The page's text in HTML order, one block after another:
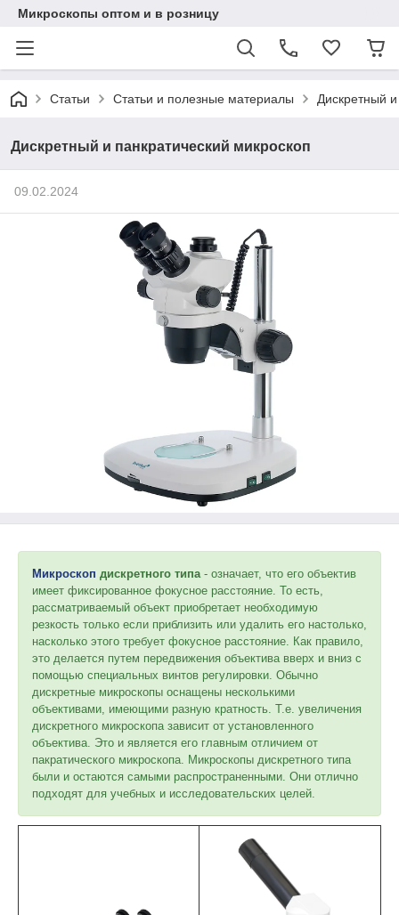
Микроскопы оптом и в розницу
Статьи Статьи и полезные материалы Дискретный
Дискретный и панкратический микроскоп
09.02.2024
Микроскоп дискретного типа- означает, что его объектив
имеет фиксированное фокусное расстояние. То есть,
рассматриваемый объект приобретает необходимую
резкость только если приблизить или удалить его настолько,
насколько этого требует фокусное расстояние. Как правило,
это делается путем передвижения объектива вверх и вниз с
помощью специальных винтов регулировки. Обычно
дискретные микроскопы оснащены несколькими
объективами, имеющими разную кратность. Т.е. увеличения
дискретного микроскопа зависит от установленного
объектива. Это и является его главным отличием от
пакратического микроскопа. Микроскопы дискретного типа
были и остаются самыми распространенными. Они отлично
подходят для учебных и исследовательских целей.